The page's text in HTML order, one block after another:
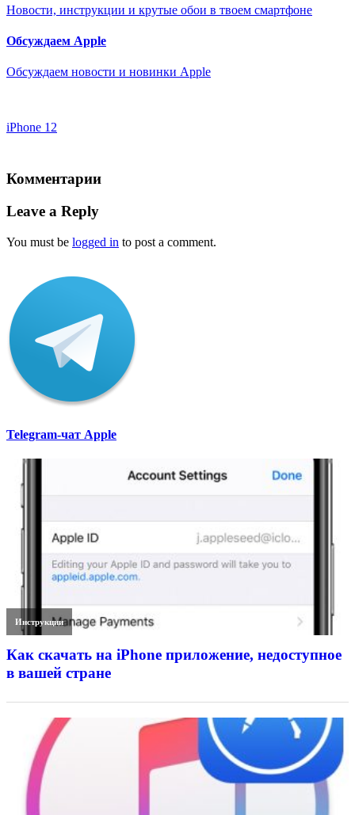
Новости, инструкции и крутые обои в твоем смартфоне
Обсуждаем Apple
Обсуждаем новости и новинки Apple
iPhone 12
Комментарии
Leave a Reply
You must be logged in to post a comment.
Telegram-чат Apple
Инструкции
Как скачать на iPhone приложение, недоступное
в вашей стране